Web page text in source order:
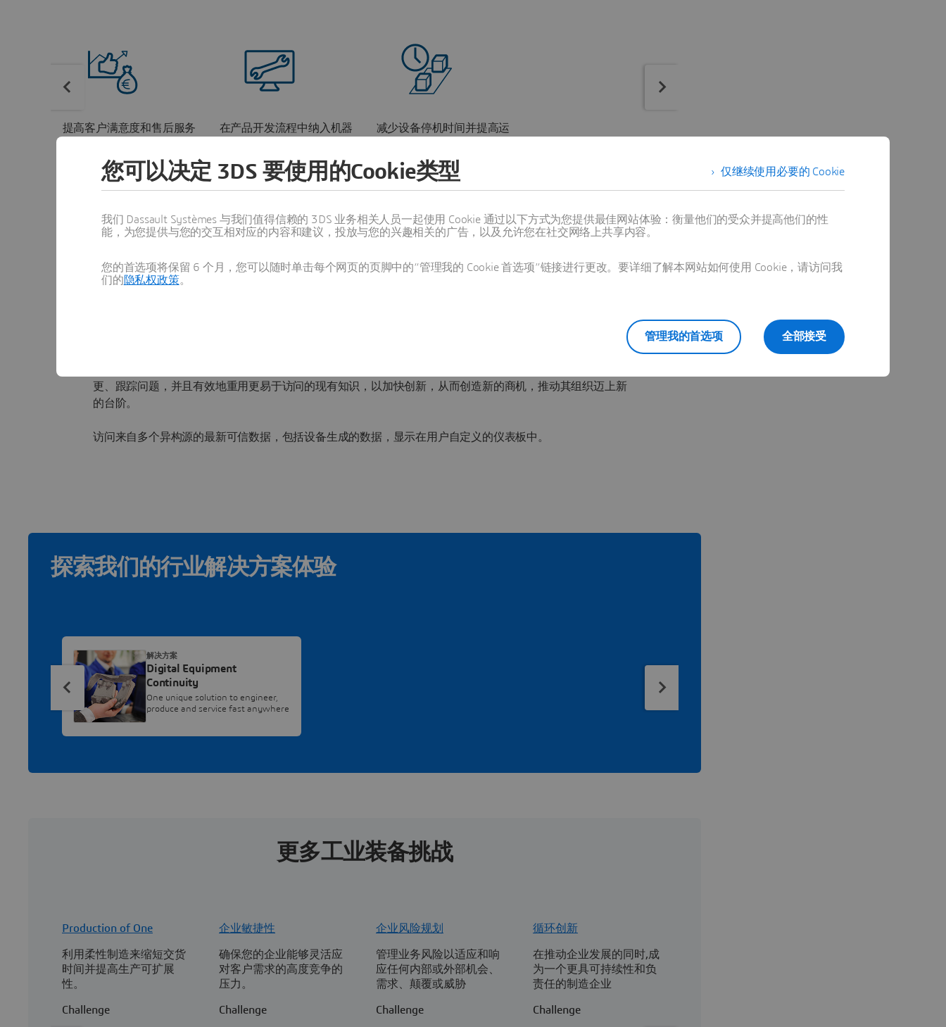
提高客户满意度和售后服务
在产品开发流程中纳入机器
减少设备停机时间并提高运
更、跟踪问题，并且有效地重用更易于访问的现有知识，以加快创新，从而创造新的商机，推动其组织迈上新
的台阶。
访问来自多个异构源的最新可信数据，包括设备生成的数据，显示在用户自定义的仪表板中。
探索我们的行业解决方案体验
Digital Equipment
Continuity
One unique solution to engineer,
produce and service fast anywhere
解决方案
更多工业装备挑战
Production of One
利用柔性制造来缩短交货
时间并提高生产可扩展
性。
Challenge
企业敏捷性
确保您的企业能够灵活应
对客户需求的高度竞争的
压力。
Challenge
企业风险规划
管理业务风险以适应和响
应任何内部或外部机会、
需求、颠覆或威胁
Challenge
循环创新
在推动企业发展的同时,成
为一个更具可持续性和负
责任的制造企业
Challenge
仅继续使用必要的 Cookie
您可以决定 3DS 要使用的Cookie类型
我们 Dassault Systèmes 与我们值得信赖的 3DS 业务相关人员一起使用 Cookie 通过以下方式为您提供最佳网站体验：衡量他们的受众并提高他们的性
能，为您提供与您的交互相对应的内容和建议，投放与您的兴趣相关的广告，以及允许您在社交网络上共享内容。
您的首选项将保留 6 个月，您可以随时单击每个网页的页脚中的“管理我的 Cookie 首选项”链接进行更改。要详细了解本网站如何使用 Cookie，请访问我
们的隐私权政策。
全部接受
管理我的首选项